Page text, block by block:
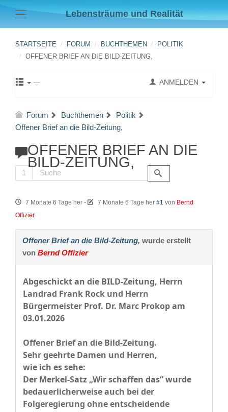
Lebensträume und Realität
STARTSEITE FORUM BUCHTHEMEN
POLITIK
OFFENER BRIEF AN DIE BILD-ZEITUNG,
ANMELDEN
Forum Buchthemen
Politik
Offener Brief an die Bild-Zeitung,
OFFENER BRIEF AN DIE
BILD-ZEITUNG,
1
7 Monate 6 Tage her - 7 Monate 6 Tage her #1 von Bernd
Offizier
Offener Brief an die Bild-Zeitung, wurde erstellt
von Bernd Offizier
Abgeschickt an die BILD-Zeitung, Herrn
Landrad Frank Rock und Herrn
Bürgermeister Prof. Dr. Marc Prokop am
03.01.2026
Offener Brief an die Bild-Zeitung.
Sehr geehrte Damen und Herren,
wie ich es sehe:
Der Merkel-Satz „Wir schaffen das“ wurde
bedauerlicherweise auch bei der
Folgeregierung ohne entscheidende